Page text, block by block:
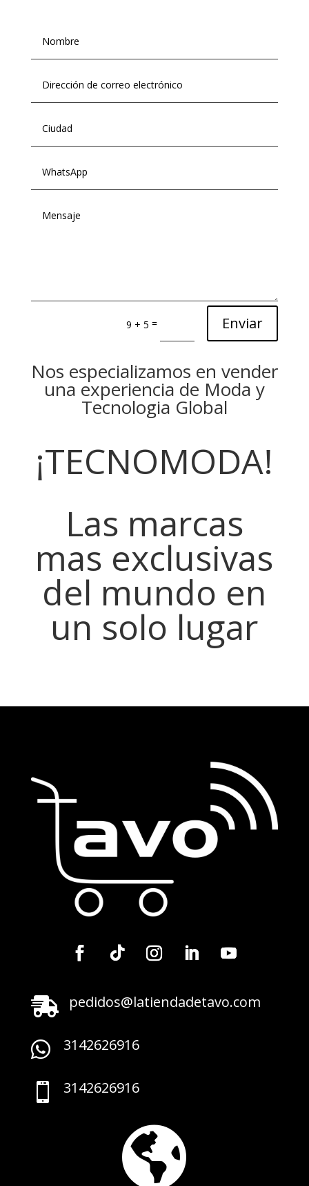
9 + 5 = Enviar
Nos especializamos en vender
una experiencia de Moda y
Tecnologia Global
¡TECNOMODA!
Las marcas
mas exclusivas
del mundo en
un solo lugar
 pedidos@latiendadetavo.com
 3142626916
 3142626916
